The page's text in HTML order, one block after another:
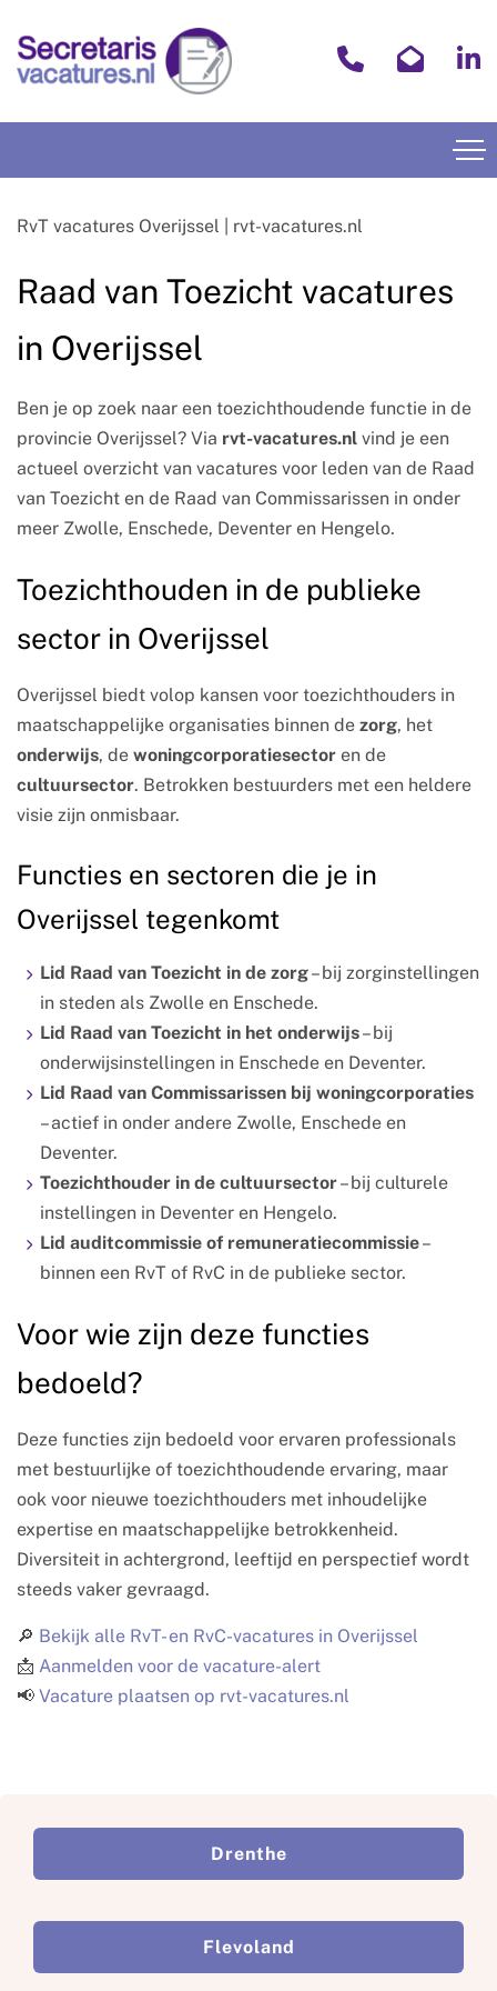
RvT vacatures Overijssel | rvt-vacatures.nl
Raad van Toezicht vacatures
in Overijssel
Ben je op zoek naar een toezichthoudende functie in de
provincie Overijssel? Via rvt-vacatures.nl vind je een
actueel overzicht van vacatures voor leden van de Raad
van Toezicht en de Raad van Commissarissen in onder
meer Zwolle, Enschede, Deventer en Hengelo.
Toezichthouden in de publieke
sector in Overijssel
Overijssel biedt volop kansen voor toezichthouders in
maatschappelijke organisaties binnen de zorg, het
onderwijs, de woningcorporatiesector en de
cultuursector. Betrokken bestuurders met een heldere
visie zijn onmisbaar.
Functies en sectoren die je in
Overijssel tegenkomt
Lid Raad van Toezicht in de zorg– bij zorginstellingen
in steden als Zwolle en Enschede.
Lid Raad van Toezicht in het onderwijs– bij
onderwijsinstellingen in Enschede en Deventer.
Lid Raad van Commissarissen bij woningcorporaties
– actief in onder andere Zwolle, Enschede en
Deventer.
Toezichthouder in de cultuursector– bij culturele
instellingen in Deventer en Hengelo.
Lid auditcommissie of remuneratiecommissie–
binnen een RvT of RvC in de publieke sector.
Voor wie zijn deze functies
bedoeld?
Deze functies zijn bedoeld voor ervaren professionals
met bestuurlijke of toezichthoudende ervaring, maar
ook voor nieuwe toezichthouders met inhoudelijke
expertise en maatschappelijke betrokkenheid.
Diversiteit in achtergrond, leeftijd en perspectief wordt
steeds vaker gevraagd.
🔎 Bekijk alle RvT- en RvC-vacatures in Overijssel
📩 Aanmelden voor de vacature-alert
📢 Vacature plaatsen op rvt-vacatures.nl
Drenthe
Flevoland